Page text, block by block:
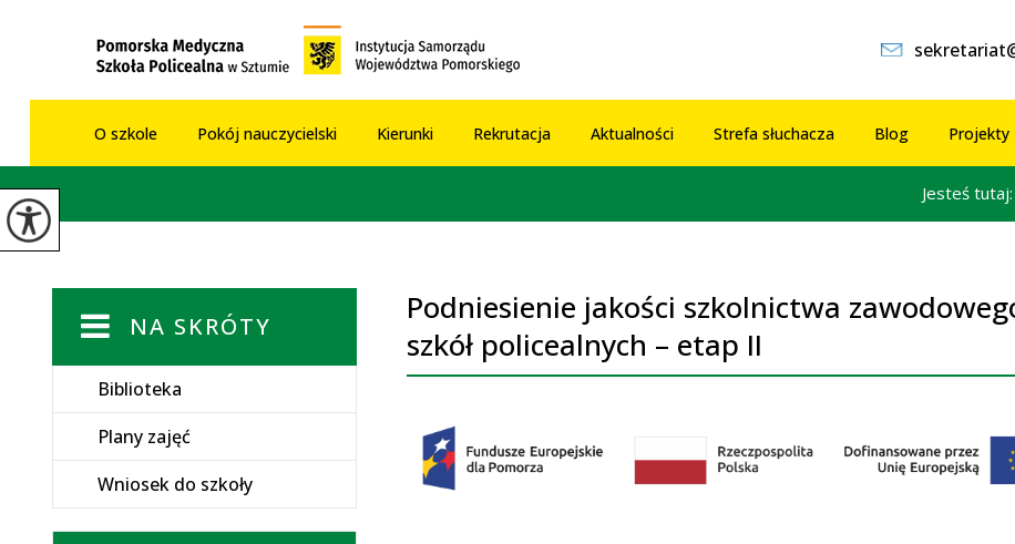
O szkole Pokój nauczycielski Kierunki Rekrutacja Aktualności Strefa słuchacza Blog Projekty
Jesteś tutaj:
Podniesienie jakości szkolnictwa
szkół policealnych – etap II
NA SKRÓTY
Biblioteka
Plany zajęć
Wniosek do szkoły